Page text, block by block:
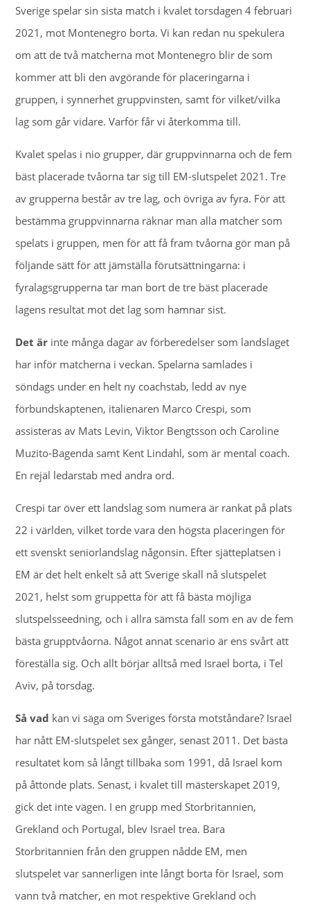
Sverige spelar sin sista match i kvalet torsdagen 4 februari
2021, mot Montenegro borta. Vi kan redan nu spekulera
om att de två matcherna mot Montenegro blir de som
kommer att bli den avgörande för placeringarna i
gruppen, i synnerhet gruppvinsten, samt för vilket/vilka
lag som går vidare. Varför får vi återkomma till.
Kvalet spelas i nio grupper, där gruppvinnarna och de fem
bäst placerade tvåorna tar sig till EM-slutspelet 2021. Tre
av grupperna består av tre lag, och övriga av fyra. För att
bestämma gruppvinnarna räknar man alla matcher som
spelats i gruppen, men för att få fram tvåorna gör man på
följande sätt för att jämställa förutsättningarna: i
fyralagsgrupperna tar man bort de tre bäst placerade
lagens resultat mot det lag som hamnar sist.
Det är inte många dagar av förberedelser som landslaget
har inför matcherna i veckan. Spelarna samlades i
söndags under en helt ny coachstab, ledd av nye
förbundskaptenen, italienaren Marco Crespi, som
assisteras av Mats Levin, Viktor Bengtsson och Caroline
Muzito-Bagenda samt Kent Lindahl, som är mental coach.
En rejäl ledarstab med andra ord.
Crespi tar över ett landslag som numera är rankat på plats
22 i världen, vilket torde vara den högsta placeringen för
ett svenskt seniorlandslag någonsin. Efter sjätteplatsen i
EM är det helt enkelt så att Sverige skall nå slutspelet
2021, helst som gruppetta för att få bästa möjliga
slutspelsseedning, och i allra sämsta fall som en av de fem
bästa grupptvåorna. Något annat scenario är ens svårt att
föreställa sig. Och allt börjar alltså med Israel borta, i Tel
Aviv, på torsdag.
Så vad kan vi säga om Sveriges första motståndare? Israel
har nått EM-slutspelet sex gånger, senast 2011. Det bästa
resultatet kom så långt tillbaka som 1991, då Israel kom
på åttonde plats. Senast, i kvalet till mästerskapet 2019,
gick det inte vägen. I en grupp med Storbritannien,
Grekland och Portugal, blev Israel trea. Bara
Storbritannien från den gruppen nådde EM, men
slutspelet var sannerligen inte långt borta för Israel, som
vann två matcher, en mot respektive Grekland och